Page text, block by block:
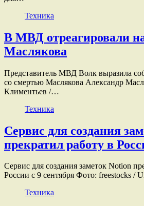
Техника
В МВД отреагировали
Маслякова
Представитель МВД Волк выразила
со смертью Маслякова Александр
Климентьев /…
Техника
Сервис для создания
прекратил работу в
Сервис для создания заметок Notion
России с 9 сентября Фото: freestocks /
Техника